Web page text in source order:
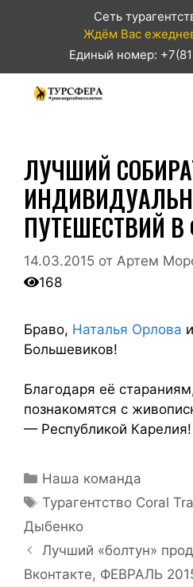
Сеть
Ждём Вас
Единый номер:
ЛУЧШИЙ
ПУТЕШЕСТВИЙ В
14.03.2015 от Артем
168
Браво, Наталья Орлова
Большевиков!
Благодаря её
познакомятся с
— Республикой Карелия!
Наша команда
Турагентство Coral
Дыбенко
Лучший «болтун»
Вконтакте, ФЕВРАЛЬ